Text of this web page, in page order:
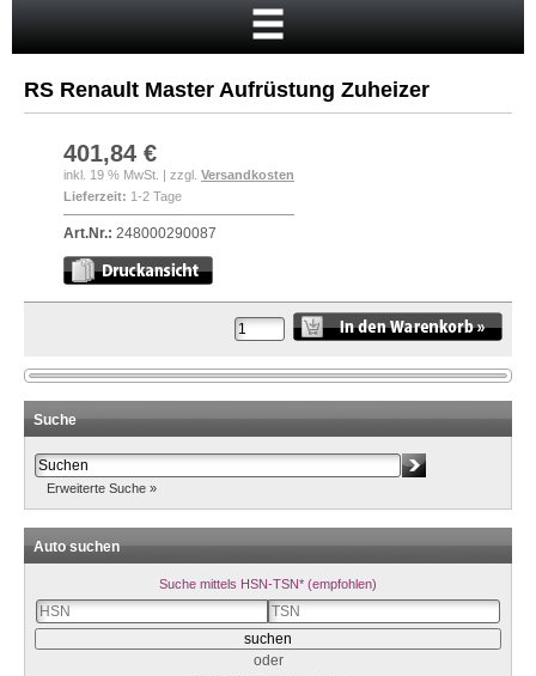
Neukunde?
Kasse
Anmelden
RS Renault Master Aufrüstung Zuheizer
401,84 €
inkl. 19 % MwSt. | zzgl. Versandkosten
Lieferzeit: 1-2 Tage
Art.Nr.: 248000290087
Suche
Erweiterte Suche »
Auto suchen
Suche mittels HSN-TSN* (empfohlen)
oder